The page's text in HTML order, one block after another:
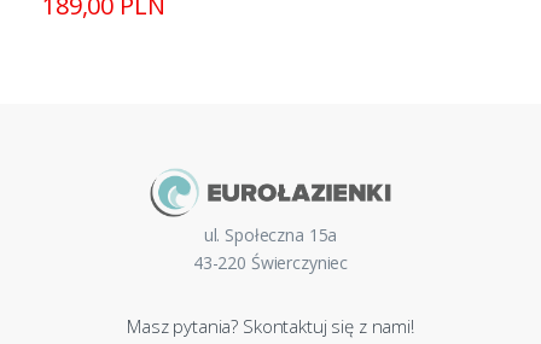
ul. Społeczna 15a
43-220 Świerczyniec
Masz pytania? Skontaktuj się z nami!